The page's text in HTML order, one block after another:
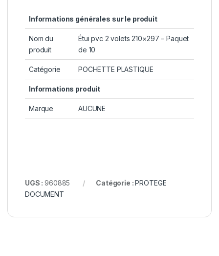
Informations générales sur le produit
Nom du
produit
Étui pvc 2 volets 210×297 – Paquet
de 10
Catégorie POCHETTE PLASTIQUE
Informations produit
Marque AUCUNE
UGS :960885 Catégorie :PROTEGE
DOCUMENT